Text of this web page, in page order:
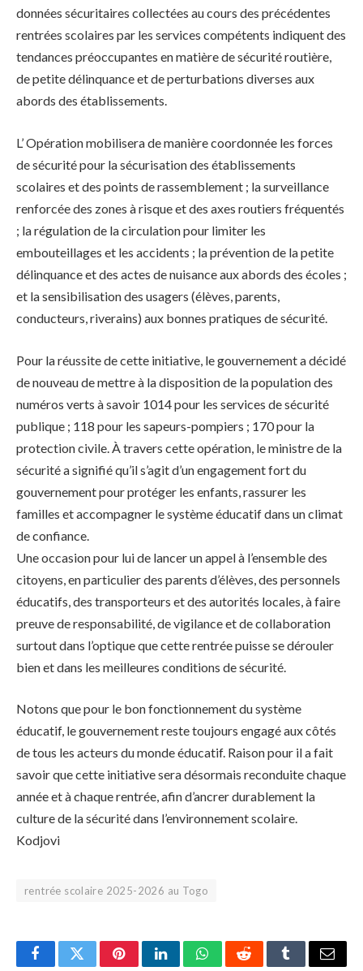
données sécuritaires collectées au cours des précédentes
rentrées scolaires par les services compétents indiquent des
tendances préoccupantes en matière de sécurité routière,
de petite délinquance et de perturbations diverses aux
abords des établissements.
L’ Opération mobilisera de manière coordonnée les forces
de sécurité pour la sécurisation des établissements
scolaires et des points de rassemblement ; la surveillance
renforcée des zones à risque et des axes routiers fréquentés
; la régulation de la circulation pour limiter les
embouteillages et les accidents ; la prévention de la petite
délinquance et des actes de nuisance aux abords des écoles ;
et la sensibilisation des usagers (élèves, parents,
conducteurs, riverains) aux bonnes pratiques de sécurité.
Pour la réussite de cette initiative, le gouvernement a décidé
de nouveau de mettre à la disposition de la population des
numéros verts à savoir 1014 pour les services de sécurité
publique ; 118 pour les sapeurs-pompiers ; 170 pour la
protection civile. À travers cette opération, le ministre de la
sécurité a signifié qu’il s’agit d’un engagement fort du
gouvernement pour protéger les enfants, rassurer les
familles et accompagner le système éducatif dans un climat
de confiance.
Une occasion pour lui de lancer un appel à l’ensemble des
citoyens, en particulier des parents d’élèves, des personnels
éducatifs, des transporteurs et des autorités locales, à faire
preuve de responsabilité, de vigilance et de collaboration
surtout dans l’optique que cette rentrée puisse se dérouler
bien et dans les meilleures conditions de sécurité.
Notons que pour le bon fonctionnement du système
éducatif, le gouvernement reste toujours engagé aux côtés
de tous les acteurs du monde éducatif. Raison pour il a fait
savoir que cette initiative sera désormais reconduite chaque
année et à chaque rentrée, afin d’ancrer durablement la
culture de la sécurité dans l’environnement scolaire.
Kodjovi
rentrée scolaire 2025-2026 au Togo
FacebookTwitterPinterestLinkedInWhatsAppRedditTumblrEmail